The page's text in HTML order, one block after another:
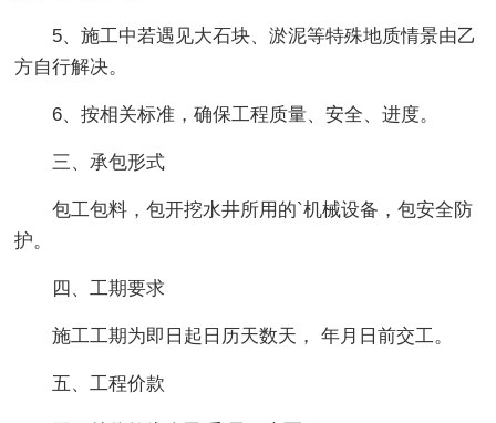
5、施工中若遇见大石块、淤泥等特殊地质情景由乙
方自行解决。
6、按相关标准，确保工程质量、安全、进度。
三、承包形式
包工包料，包开挖水井所用的`机械设备，包安全防
护。
四、工期要求
施工工期为即日起日历天数天， 年月日前交工。
五、工程价款